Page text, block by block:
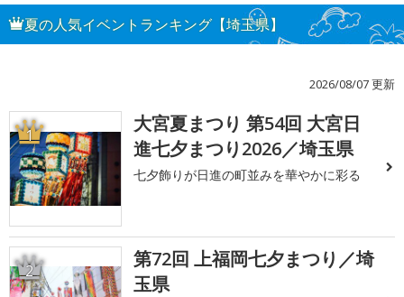
夏の人気イベントランキング【埼玉県】
2026/08/07 更新
1
大宮夏まつり 第54回 大宮日
進七夕まつり2026／埼玉県
七夕飾りが日進の町並みを華やかに彩る
2
第72回 上福岡七夕まつり／埼
玉県